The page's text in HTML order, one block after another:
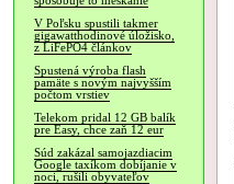
V Poľsku spustili takmer
gigawatthodinové úložisko,
z LiFePO4 článkov
Spustená výroba flash
pamäte s novým najvyšším
počtom vrstiev
Telekom pridal 12 GB balík
pre Easy, chce zaň 12 eur
Súd zakázal samojazdiacim
Google taxíkom dobíjanie v
noci, rušili obyvateľov